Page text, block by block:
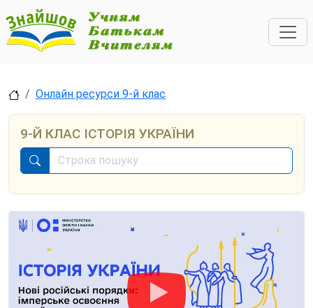
Онлайн ресурси 9-й клас
9-Й КЛАС ІСТОРІЯ УКРАЇНИ